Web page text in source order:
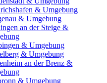
& Umgebung
& Umgebung
an der Steige &
& Umgebung
& Umgebung
an der Brenz &
& Umgebung